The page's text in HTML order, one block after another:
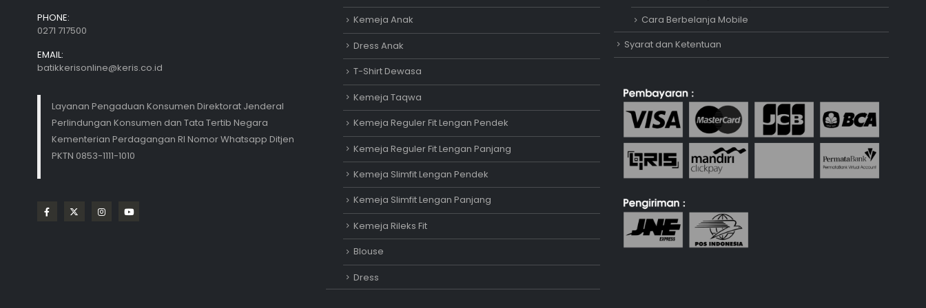
PHONE:
0271 717500
EMAIL:
batikkerisonline@keris.co.id
Layanan Pengaduan Konsumen Direktorat Jenderal
Perlindungan Konsumen dan Tata Tertib Negara
Kementerian Perdagangan RI Nomor Whatsapp Ditjen
PKTN 0853-1111-1010
Kemeja Anak
Dress Anak
T-Shirt Dewasa
Kemeja Taqwa
Kemeja Reguler Fit Lengan Pendek
Kemeja Reguler Fit Lengan Panjang
Kemeja Slimfit Lengan Pendek
Kemeja Slimfit Lengan Panjang
Kemeja Rileks Fit
Blouse
Dress
Cara Berbelanja Mobile
Syarat dan Ketentuan